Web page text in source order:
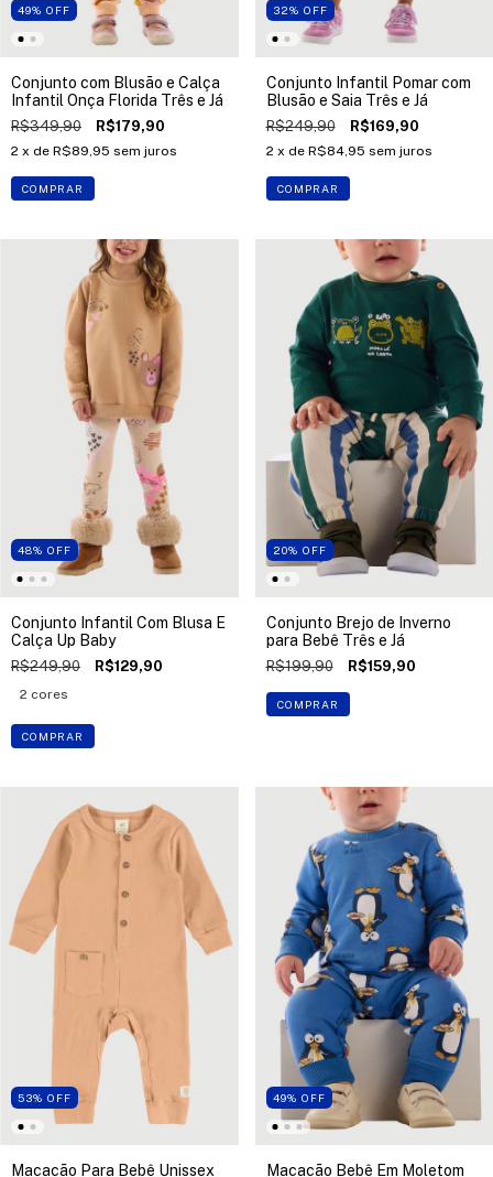
49% OFF
Conjunto com Blusão e Calça
Infantil Onça Florida Três e Já
R$349,90 R$179,90
2 x de R$89,95 sem juros
COMPRAR
32% OFF
Conjunto Infantil Pomar com
Blusão e Saia Três e Já
R$249,90 R$169,90
2 x de R$84,95 sem juros
COMPRAR
48% OFF
Conjunto Infantil Com Blusa E
Calça Up Baby
R$249,90 R$129,90
2 cores
COMPRAR
20% OFF
Conjunto Brejo de Inverno
para Bebê Três e Já
R$199,90 R$159,90
COMPRAR
53% OFF
Macacão Para Bebê Unissex
49% OFF
Macacão Bebê Em Moletom